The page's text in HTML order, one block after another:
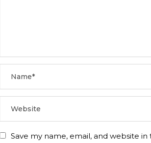
Save my name, email, and website